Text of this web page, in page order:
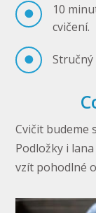
10
cvičení.
Stručný
Cvičit budeme
Podložky i
vzít pohodlné